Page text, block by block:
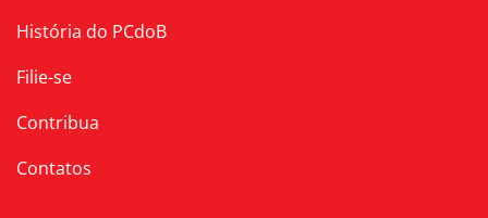
História do PCdoB
Filie-se
Contribua
Contatos